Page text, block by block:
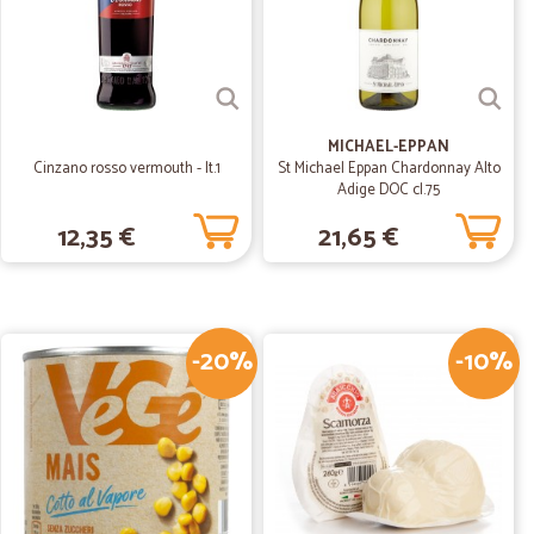
24/10/2020
20/06/2020
11/09/2019
Cinzano rosso vermouth - lt.1
12,35 €
MICHAEL-EPPAN
St Michael Eppan Chardonnay Alto
Adige DOC cl.75
21,65 €
-20% -10%